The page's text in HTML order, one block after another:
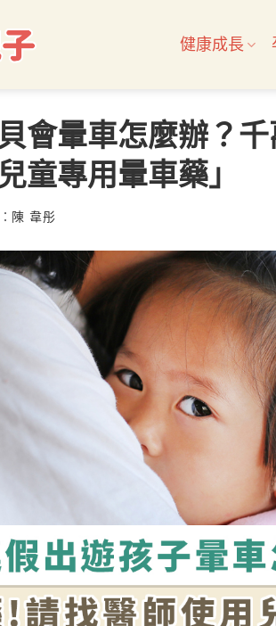
健康成長
會暈車怎麼辦？
童專用暈車藥」
陳 韋彤